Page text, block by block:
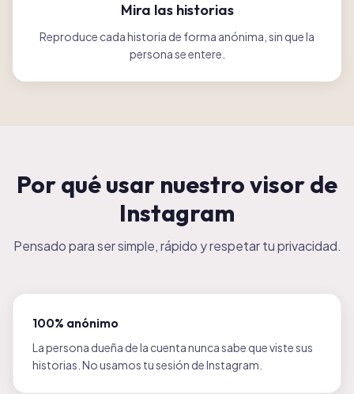
Mira las historias
Reproduce cada historia de forma anónima, sin que la
persona se entere.
Por qué usar nuestro visor de
Instagram
Pensado para ser simple, rápido y respetar tu privacidad.
100% anónimo
La persona dueña de la cuenta nunca sabe que viste sus
historias. No usamos tu sesión de Instagram.